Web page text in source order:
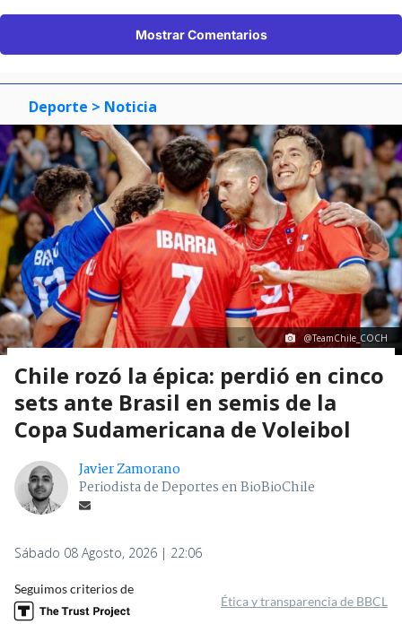
Mostrar Comentarios
Deporte > Noticia
@TeamChile_COCH
Chile rozó la épica: perdió en cinco
sets ante Brasil en semis de la
Copa Sudamericana de Voleibol
Javier Zamorano
Periodista de Deportes en BioBioChile
Sábado 08 Agosto, 2026 | 22:06
Seguimos criterios de
Ética y transparencia de BBCL